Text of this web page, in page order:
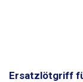
Ersatzlötgriff